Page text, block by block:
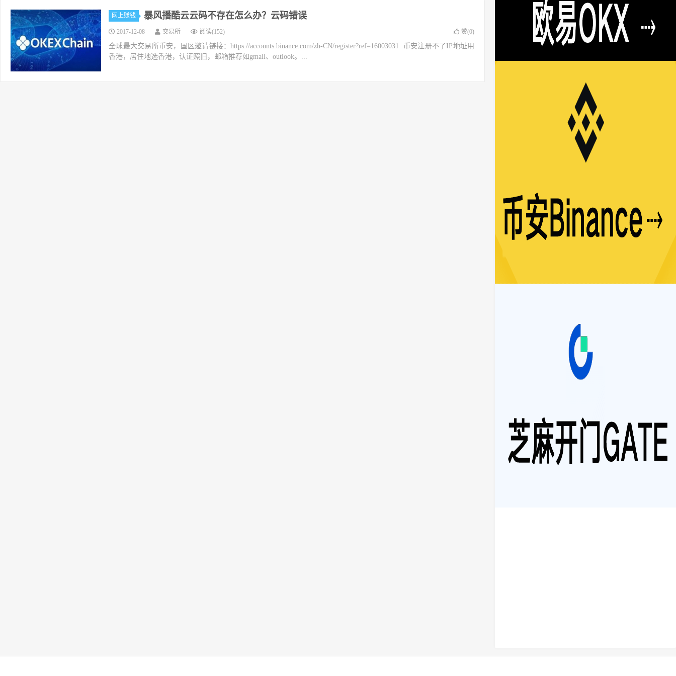
网上赚钱 暴风播酷云云码不存在怎么办？云码错误
2017-12-08 交易所 阅读(152) 赞(0)
全球最大交易所币安，国区邀请链接：https://accounts.binance.com/zh-CN/register?ref=16003031 币安注册不了IP地址用
香港，居住地选香港，认证照旧，邮箱推荐如gmail、outlook。...